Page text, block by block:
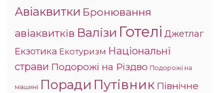
Авіаквитки Бронювання
авіаквитків Валізи Готелі Джетлаг
Екзотика Екотуризм Національні
страви Подорожі на Різдво Подорожі на
машині Поради Путівник Північне